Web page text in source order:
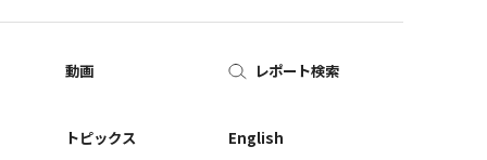
動画
トピックス
レポート検索
English